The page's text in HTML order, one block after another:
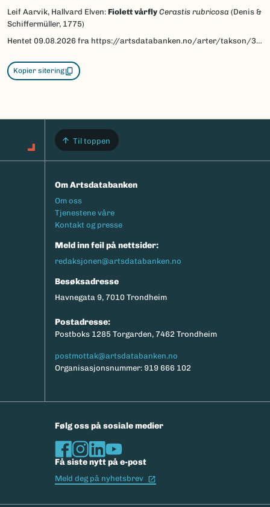
Leif Aarvik, Hallvard Elven: Fiolett vårfly Cerastis rubricosa (Denis &
Schiffermüller, 1775)
Hentet 09.08.2026 fra https://artsdatabanken.no/arter/takson/30941/beskrivelse
Kopier sitering
Til toppen
Om Artsdatabanken
Footermeny
Om oss
Tjenestene våre
Kontakt og presse
Meld inn feil på nettsider:
redaksjonen@artsdatabanken.no
Besøksadresse
Havnegata 9, 7010 Trondheim
Postadresse:
Postboks 1285 Torgarden, 7462 Trondheim
postmottak@artsdatabanken.no
Organisasjonsnummer: 919 666 102
Følg oss på sosiale medier
Få siste nytt på e-post
Meld deg på nyhetsbrev